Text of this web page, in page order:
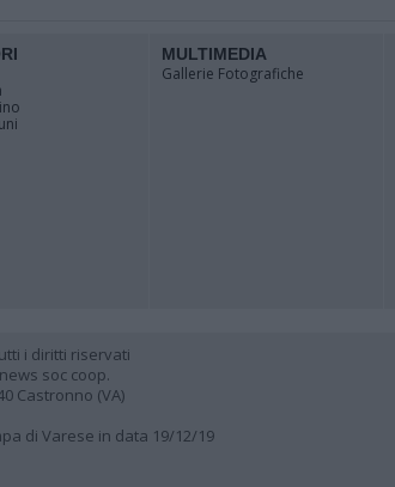
MULTIMEDIA
Gallerie Fotografiche
i diritti riservati
soc coop.
Castronno (VA)
di Varese in data 19/12/19